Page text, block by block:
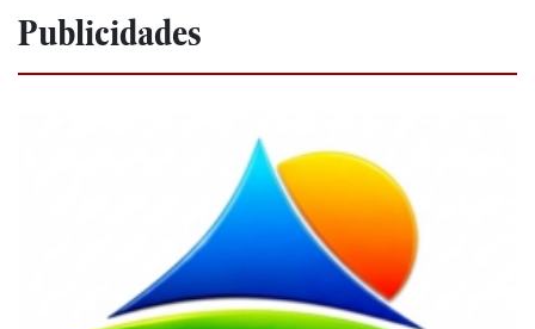
Publicidades